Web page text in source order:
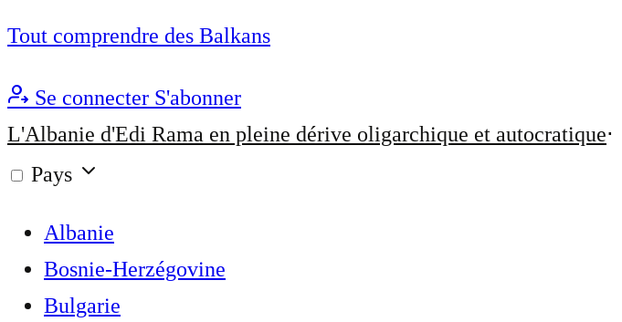
Tout comprendre des Balkans
Se connecter S'abonner
L'Albanie d'Edi Rama en pleine dérive oligarchique et autocratique
Pays
Albanie
Bosnie-Herzégovine
Bulgarie